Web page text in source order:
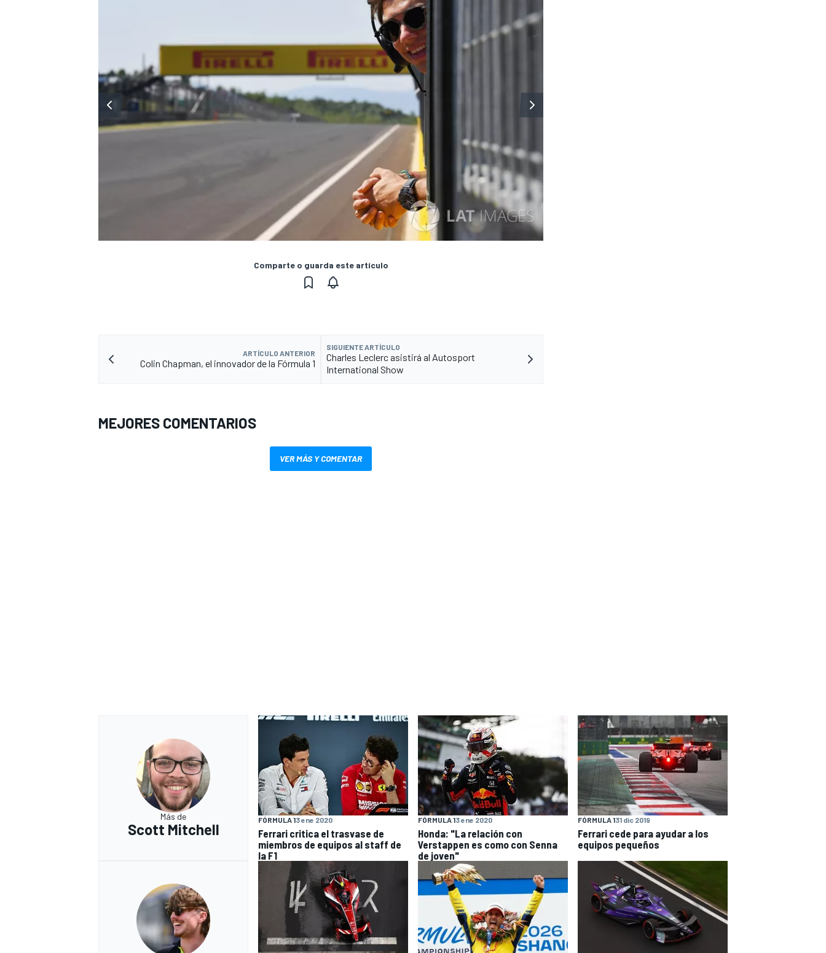
Comparte o guarda este artículo
ARTÍCULO ANTERIOR
Colin Chapman, el innovador de la Fórmula 1
SIGUIENTE ARTÍCULO
Charles Leclerc asistirá al Autosport
International Show
MEJORES COMENTARIOS
VER MÁS Y COMENTAR
Más de
Scott Mitchell
FÓRMULA 13 ene 2020
Ferrari critica el trasvase de
miembros de equipos al staff de
la F1
FÓRMULA 13 ene 2020
Honda: "La relación con
Verstappen es como con Senna
de joven"
FÓRMULA 131 dic 2019
Ferrari cede para ayudar a los
equipos pequeños